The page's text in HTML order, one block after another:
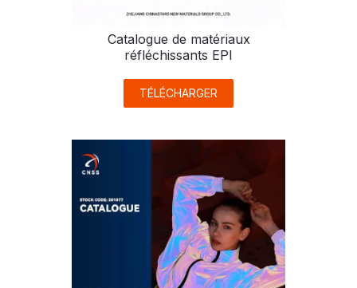
Catalogue de matériaux
réfléchissants EPI
TÉLÉCHARGER